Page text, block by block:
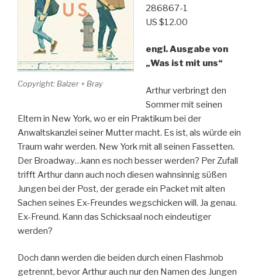
Copyright: Balzer + Bray
286867-1
US $12.00
engl. Ausgabe von
„Was ist mit uns“
Arthur verbringt den
Sommer mit seinen
Eltern in New York, wo er ein Praktikum bei der
Anwaltskanzlei seiner Mutter macht. Es ist, als würde ein
Traum wahr werden. New York mit all seinen Fassetten.
Der Broadway…kann es noch besser werden? Per Zufall
trifft Arthur dann auch noch diesen wahnsinnig süßen
Jungen bei der Post, der gerade ein Packet mit alten
Sachen seines Ex-Freundes wegschicken will. Ja genau.
Ex-Freund. Kann das Schicksaal noch eindeutiger
werden?
Doch dann werden die beiden durch einen Flashmob
getrennt, bevor Arthur auch nur den Namen des Jungen